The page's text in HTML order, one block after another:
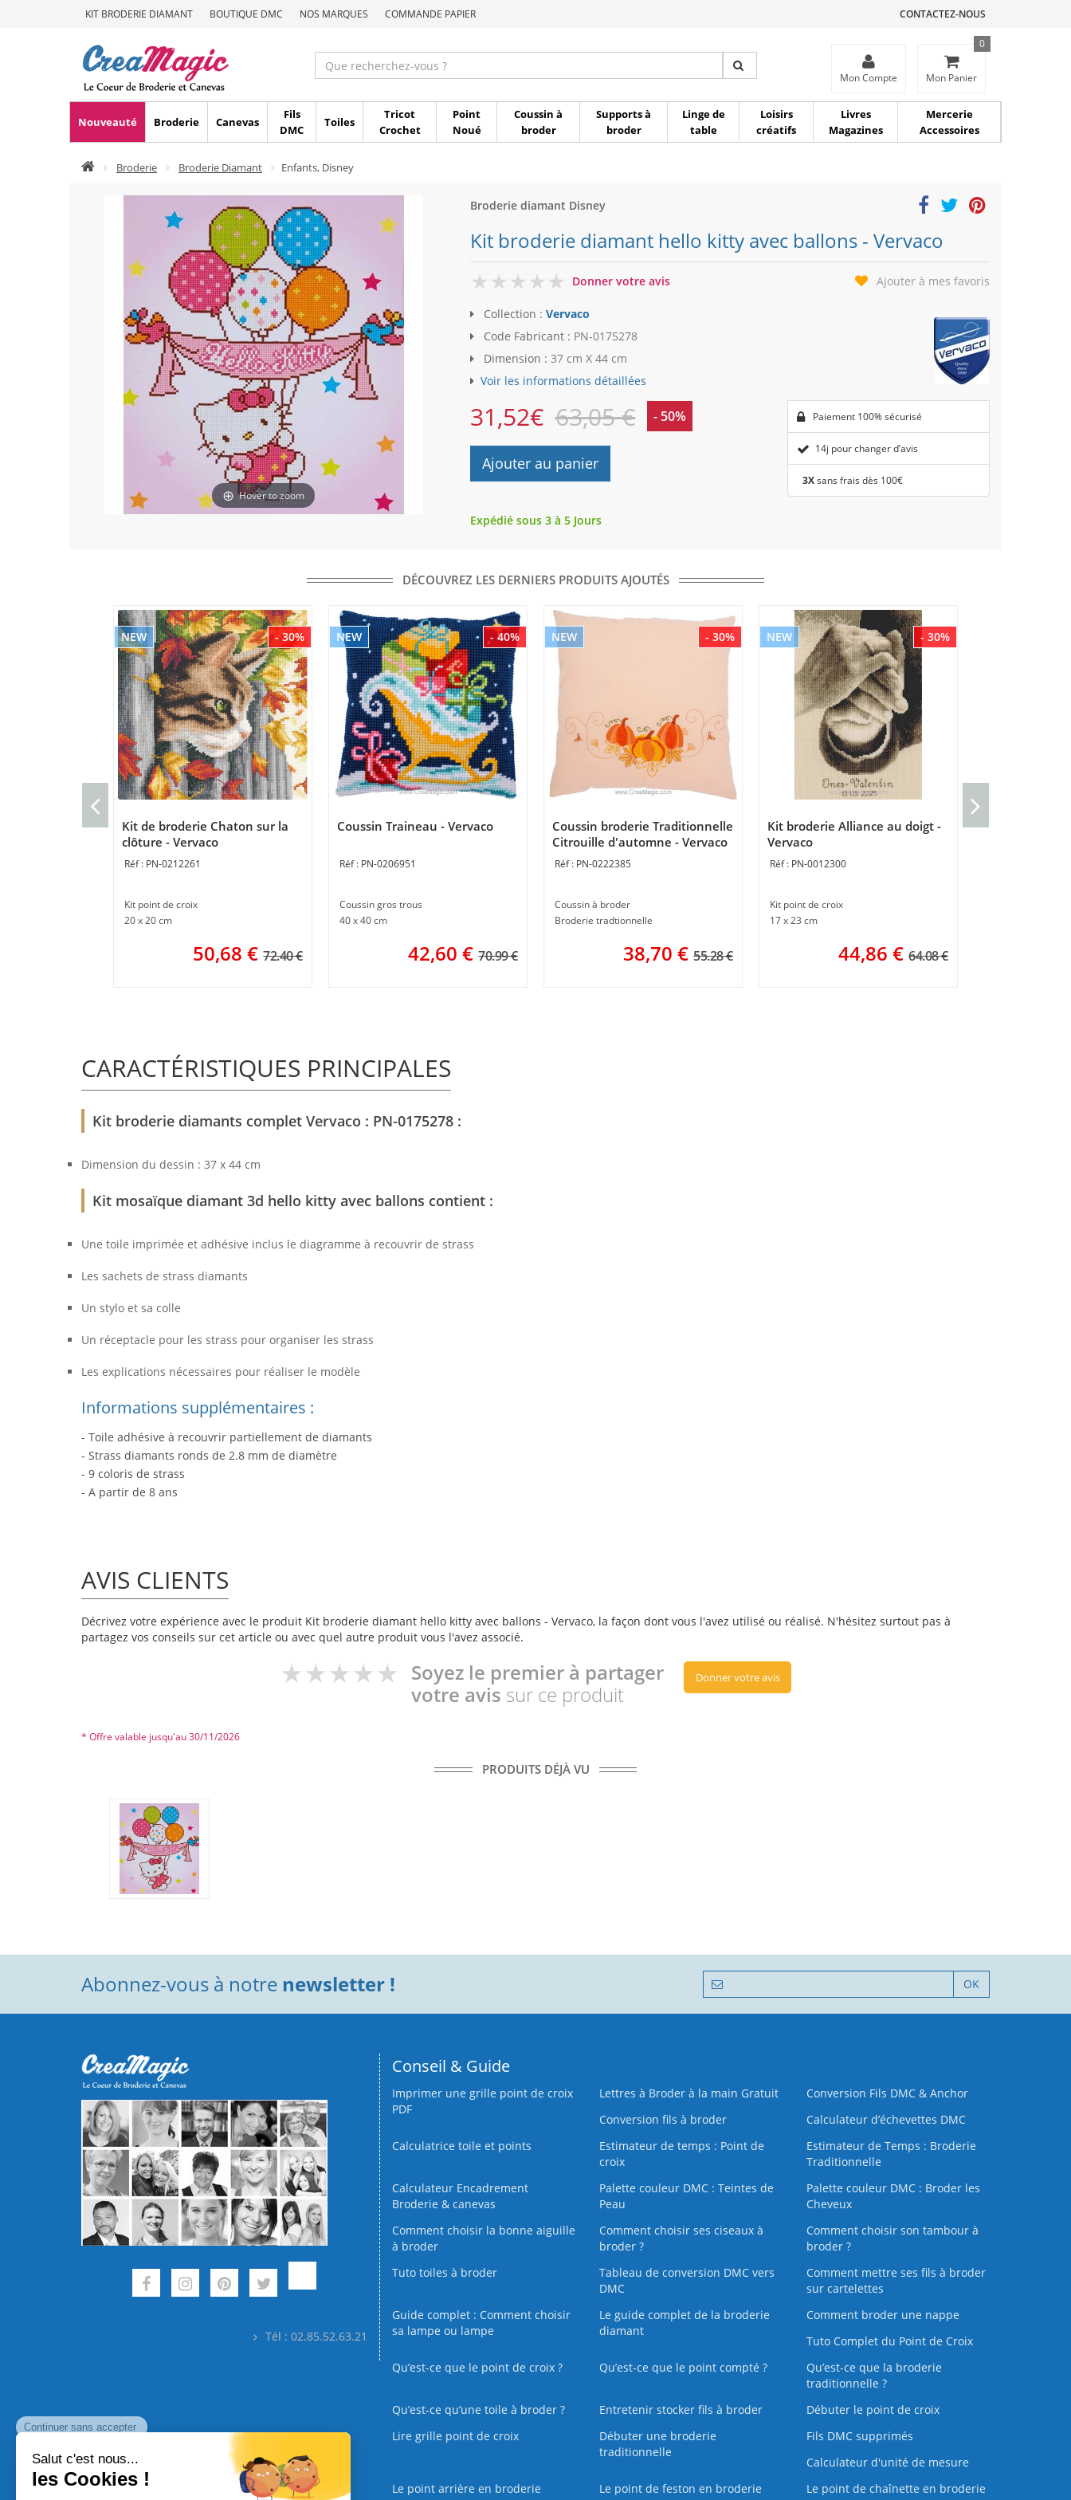
KIT BRODERIE DIAMANT BOUTIQUE DMC NOS MARQUES COMMANDE PAPIER CONTACTEZ-NOUS
Mon Compte Mon Panier
0
Nouveauté Broderie Canevas
Fils
DMC
Toiles
Tricot
Crochet
Point
Noué
Coussin à
broder
Supports à
broder
Linge de
table
Loisirs
créatifs
Livres
Magazines
Mercerie
Accessoires
Broderie Broderie Diamant Enfants, Disney
Hover to zoom
Broderie diamant Disney
Kit broderie diamant hello kitty avec ballons - Vervaco
0
Donner votre avis Ajouter à mes favoris
Collection : Vervaco
Code Fabricant : PN-0175278
Dimension : 37 cm X 44 cm
Voir les informations détaillées
31,52€ 63,05 € - 50%
Ajouter au panier
Paiement 100% sécurisé
14j pour changer d’avis
3Xsans frais dès 100€
Expédié sous 3 à 5 Jours
DÉCOUVREZ LES DERNIERS PRODUITS AJOUTÉS
- 30%
NEW
Kit de broderie Chaton sur la
clôture - Vervaco
PN-0212261
Kit point de croix
20 x 20 cm
50,68 € 72.40 €
- 40%
NEW
Coussin Traineau - Vervaco
PN-0206951
Coussin gros trous
40 x 40 cm
42,60 € 70.99 €
- 30%
NEW
Coussin broderie Traditionnelle
Citrouille d'automne - Vervaco
PN-0222385
Coussin à broder
Broderie tradtionnelle
38,70 € 55.28 €
- 30%
NEW
Kit broderie Alliance au doigt -
Vervaco
PN-0012300
Kit point de croix
17 x 23 cm
44,86 € 64.08 €
CARACTÉRISTIQUES PRINCIPALES
Kit broderie diamants complet Vervaco : PN-0175278 :
Dimension du dessin : 37 x 44 cm
Kit mosaïque diamant 3d hello kitty avec ballons contient :
Une toile imprimée et adhésive inclus le diagramme à recouvrir de strass
Les sachets de strass diamants
Un stylo et sa colle
Un réceptacle pour les strass pour organiser les strass
Les explications nécessaires pour réaliser le modèle
Informations supplémentaires :
- Toile adhésive à recouvrir partiellement de diamants
- Strass diamants ronds de 2.8 mm de diamètre
- 9 coloris de strass
- A partir de 8 ans
AVIS CLIENTS
Décrivez votre expérience avec le produit Kit broderie diamant hello kitty avec ballons - Vervaco, la façon dont vous l'avez utilisé ou réalisé. N'hésitez surtout pas à
partagez vos conseils sur cet article ou avec quel autre produit vous l'avez associé.
Soyez le premier à partager
votre avis sur ce produit
Donner votre avis
* Offre valable jusqu'au 30/11/2026
PRODUITS DÉJÀ VU
Abonnez-vous à notre newsletter ! OK
Tél : 02.85.52.63.21
Conseil & Guide
Imprimer une grille point de croix
PDF
Lettres à Broder à la main Gratuit
Conversion Fils DMC & Anchor
Conversion fils à broder
Calculateur d’échevettes DMC
Calculatrice toile et points
Estimateur de temps : Point de
croix
Estimateur de Temps : Broderie
Traditionnelle
Calculateur Encadrement
Broderie & canevas
Palette couleur DMC : Teintes de
Peau
Palette couleur DMC : Broder les
Cheveux
Comment choisir la bonne aiguille
à broder
Comment choisir ses ciseaux à
broder ?
Comment choisir son tambour à
broder ?
Tuto toiles à broder
Tableau de conversion DMC vers
DMC
Comment mettre ses fils à broder
sur cartelettes
Guide complet : Comment choisir
sa lampe ou lampe
Le guide complet de la broderie
diamant
Comment broder une nappe
Tuto Complet du Point de Croix
Qu’est-ce que le point de croix ?
Qu’est-ce que le point compté ?
Qu’est-ce que la broderie
traditionnelle ?
Qu’est‑ce qu’une toile à broder ?
Entretenir stocker fils à broder
Débuter le point de croix
Lire grille point de croix
Débuter une broderie
traditionnelle
Fils DMC supprimés
Calculateur d'unité de mesure
Le point arrière en broderie
Le point de feston en broderie Le point de chaînette en broderie